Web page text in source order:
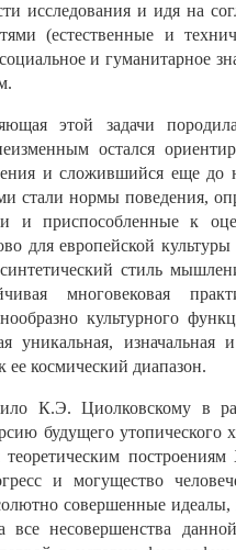
исследования и идя на
(естественные и
и гуманитарное
этой задачи
остался
и сложившийся еще
стали нормы поведения,
и приспособленные к
для европейской
стиль
многовековая
культурного
уникальная, изначальная
космический диапазон.
К.Э. Циолковскому в
будущего
и могущество
совершенные
все несовершенства